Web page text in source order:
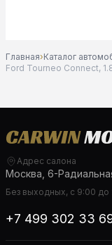
Главная›Каталог
Ford Tourneo Connect,
Адрес салона
Москва, 6-
Без выходных, с 9:00 до
+7 499 302 33